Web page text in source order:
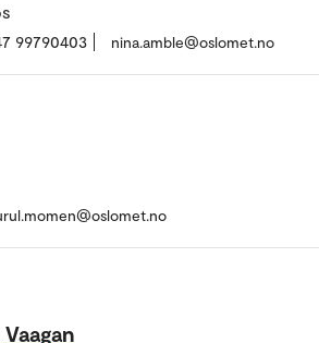
99790403 nina.amble@oslomet.no